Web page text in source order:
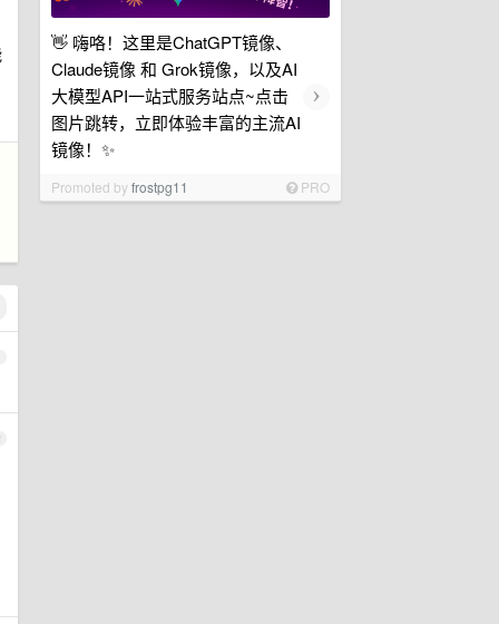
👋 嗨咯！这里是ChatGPT镜像、
Claude镜像 和 Grok镜像，以及AI
大模型API一站式服务站点~点击
图片跳转，立即体验丰富的主流AI
镜像！✨
›
Promoted byfrostpg11 PRO